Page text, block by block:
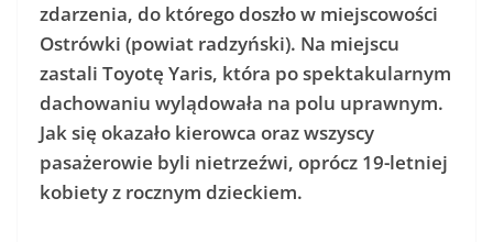
zdarzenia, do którego doszło w miejscowości
Ostrówki (powiat radzyński). Na miejscu
zastali Toyotę Yaris, która po spektakularnym
dachowaniu wylądowała na polu uprawnym.
Jak się okazało kierowca oraz wszyscy
pasażerowie byli nietrzeźwi, oprócz 19-letniej
kobiety z rocznym dzieckiem.